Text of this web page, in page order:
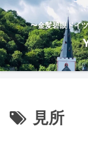
〜金髪碧眼ドイ
見所